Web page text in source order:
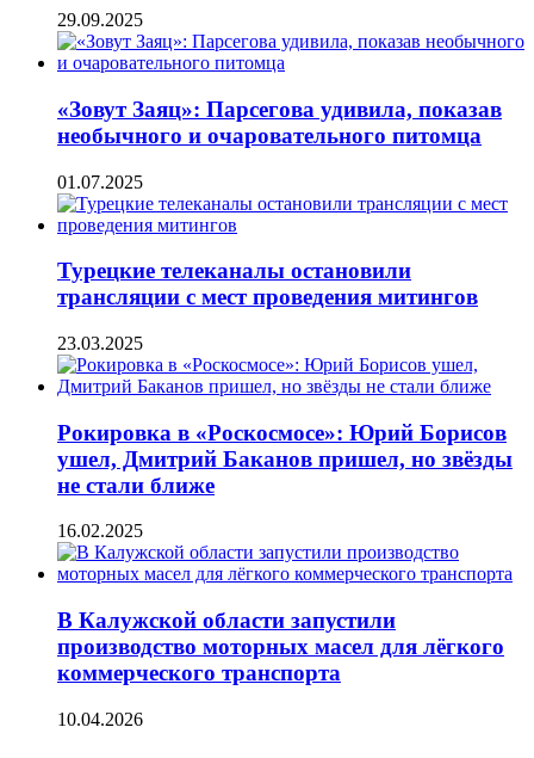
29.09.2025
«Зовут Заяц»: Парсегова удивила, показав
необычного и очаровательного питомца
01.07.2025
Турецкие телеканалы остановили
трансляции с мест проведения митингов
23.03.2025
Рокировка в «Роскосмосе»: Юрий Борисов
ушел, Дмитрий Баканов пришел, но звёзды
не стали ближе
16.02.2025
В Калужской области запустили
производство моторных масел для лёгкого
коммерческого транспорта
10.04.2026